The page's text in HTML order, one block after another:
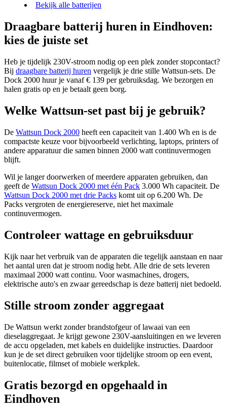
Bekijk alle batterijen
Draagbare batterij huren in Eindhoven:
kies de juiste set
Heb je tijdelijk 230V-stroom nodig op een plek zonder stopcontact?
Bij draagbare batterij huren vergelijk je drie stille Wattsun-sets. De
Dock 2000 huur je vanaf € 139 per gebruiksdag. We bezorgen en
halen gratis op en je betaalt geen borg.
Welke Wattsun-set past bij je gebruik?
De Wattsun Dock 2000 heeft een capaciteit van 1.400 Wh en is de
compactste keuze voor bijvoorbeeld verlichting, laptops, printers of
andere apparatuur die samen binnen 2000 watt continuvermogen
blijft.
Wil je langer doorwerken of meerdere apparaten gebruiken, dan
geeft de Wattsun Dock 2000 met één Pack 3.000 Wh capaciteit. De
Wattsun Dock 2000 met drie Packs komt uit op 6.200 Wh. De
Packs vergroten de energiereserve, niet het maximale
continuvermogen.
Controleer wattage en gebruiksduur
Kijk naar het verbruik van de apparaten die tegelijk aanstaan en naar
het aantal uren dat je stroom nodig hebt. Alle drie de sets leveren
maximaal 2000 watt continu. Voor wasmachines, drogers,
elektrische auto's en zwaar gereedschap is deze batterij niet bedoeld.
Stille stroom zonder aggregaat
De Wattsun werkt zonder brandstofgeur of lawaai van een
dieselaggregaat. Je krijgt gewone 230V-aansluitingen en we leveren
de accu opgeladen, met kabels en duidelijke instructies. Daardoor
kun je de set direct gebruiken voor tijdelijke stroom op een event,
buitenlocatie, filmset of mobiele werkplek.
Gratis bezorgd en opgehaald in
Eindhoven